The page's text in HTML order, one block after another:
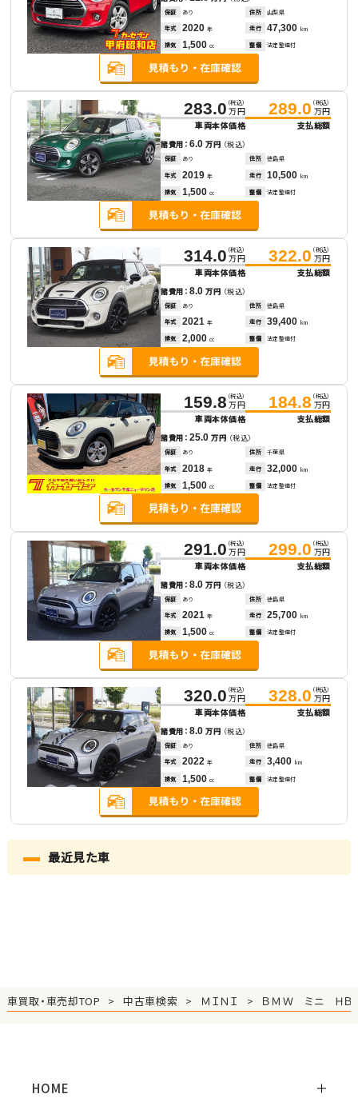
保証 あり 住所 山梨県
年式 2020 年 走行 47,300 km
排気 1,500 cc 整備 法定整備付
283.0 （税込）
万円
車両本体価格
289.0 （税込）
万円
支払総額
諸費用：6.0万円 （税込）
保証 あり 住所 徳島県
年式 2019 年 走行 10,500 km
排気 1,500 cc 整備 法定整備付
314.0 （税込）
万円
車両本体価格
322.0 （税込）
万円
支払総額
諸費用：8.0万円 （税込）
保証 あり 住所 徳島県
年式 2021 年 走行 39,400 km
排気 2,000 cc 整備 法定整備付
159.8 （税込）
万円
車両本体価格
184.8 （税込）
万円
支払総額
諸費用：25.0万円 （税込）
保証 あり 住所 千葉県
年式 2018 年 走行 32,000 km
排気 1,500 cc 整備 法定整備付
291.0 （税込）
万円
車両本体価格
299.0 （税込）
万円
支払総額
諸費用：8.0万円 （税込）
保証 あり 住所 徳島県
年式 2021 年 走行 25,700 km
排気 1,500 cc 整備 法定整備付
320.0 （税込）
万円
車両本体価格
328.0 （税込）
万円
支払総額
諸費用：8.0万円 （税込）
保証 あり 住所 徳島県
年式 2022 年 走行 3,400 km
排気 1,500 cc 整備 法定整備付
最近見た車
車買取・車売却TOP 中古車検索 ＭＩＮＩ ＢＭＷ ミニ ＨＢ
HOME